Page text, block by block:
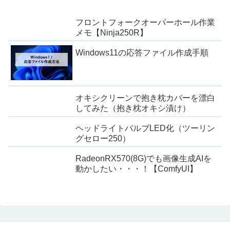
フロントフォークオーバーホール作業
メモ【Ninja250R】
Windows11の応答ファイル作成手順
オキシクリーンで抱き枕カバーを漂白
してみた（抱き枕オキシ漬け）
ヘッドライトバルブLED化（ツーリン
グセロー250）
RadeonRX570(8G)でも画像生成AIを
動かしたい・・・！【ComfyUI】